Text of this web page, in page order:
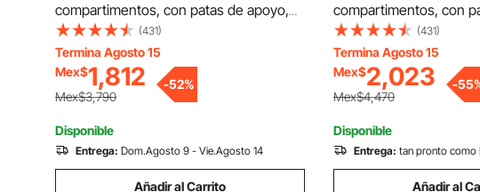
compartimentos, con patas de apoyo,
fácil recogida de huevos, acero
galvanizado y plástico de alta
resistencia, plegables, color naranja
(431)
Termina Agosto 15
Mex$1,812
Mex$3,790
-52%
Disponible
Entrega: Dom.Agosto 9 - Vie.Agosto 14
Añadir al Carrito
compartimentos, con
fácil recogida de
galvanizado y plástico
resistencia, plegables,
(431)
Termina Agosto 15
Mex$2,023
Mex$4,470
-55
Disponible
Entrega: tan pronto como
Añadir al